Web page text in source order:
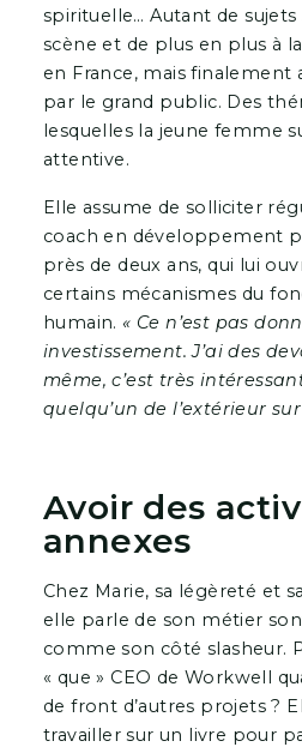
spirituelle… Autant de sujets
scène et de plus en plus à
en France, mais finalement
par le grand public. Des
lesquelles la jeune femme
attentive.
Elle assume de solliciter
coach en développement
près de deux ans, qui lui
certains mécanismes du
humain.« Ce n’est pas
investissement. J’ai des
même, c’est très
quelqu’un de l’extérieur sur
Avoir des
annexes
Chez Marie, sa légèreté et
elle parle de son métier
comme son côté slasheur.
« que » CEO de Workwell
de front d’autres projets ?
travailler sur un livre pour